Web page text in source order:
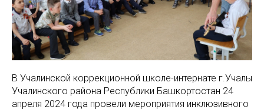
В Учалинской коррекционной школе-интернате г.Учалы
Учалинского района Республики Башкортостан 24
апреля 2024 года провели мероприятия инклюзивного